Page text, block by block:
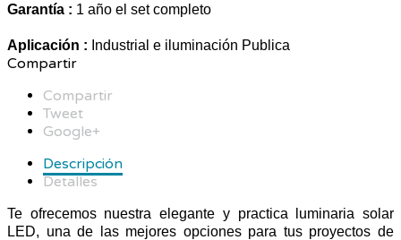
Garantía : 1 año el set completo
Aplicación : Industrial e iluminación Publica
Compartir
Compartir
Tweet
Google+
Descripción
Detalles
Te ofrecemos nuestra elegante y practica luminaria solar
LED, una de las mejores opciones para tus proyectos de